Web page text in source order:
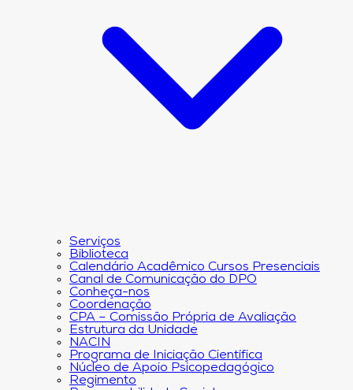
Serviços
Biblioteca
Calendário Acadêmico Cursos Presenciais
Canal de Comunicação do DPO
Conheça-nos
Coordenação
CPA – Comissão Própria de Avaliação
Estrutura da Unidade
NACIN
Programa de Iniciação Científica
Núcleo de Apoio Psicopedagógico
Regimento